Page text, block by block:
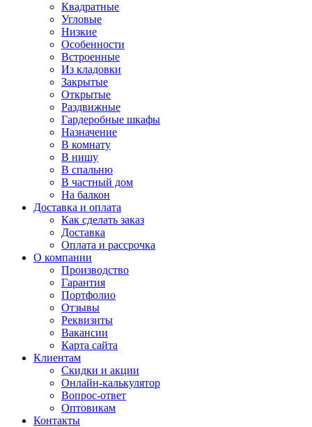
Квадратные
Угловые
Низкие
Особенности
Встроенные
Из кладовки
Закрытые
Открытые
Раздвижные
Гардеробные шкафы
Назначение
В комнату
В нишу
В спальню
В частный дом
На балкон
Доставка и оплата
Как сделать заказ
Доставка
Оплата и рассрочка
О компании
Производство
Гарантия
Портфолио
Отзывы
Реквизиты
Вакансии
Карта сайта
Клиентам
Скидки и акции
Онлайн-калькулятор
Вопрос-ответ
Оптовикам
Контакты